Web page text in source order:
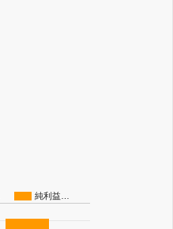
純利益…